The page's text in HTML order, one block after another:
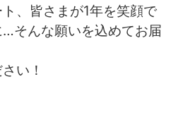
、皆さまが1年を笑顔で
そんな願いを込めてお届
い！